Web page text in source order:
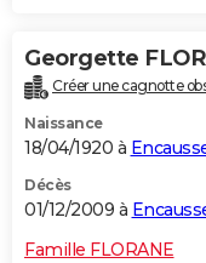
Georgette
Créer une cagnotte
Naissance
18/04/1920 à
Décès
01/12/2009 à
Famille FLORANE